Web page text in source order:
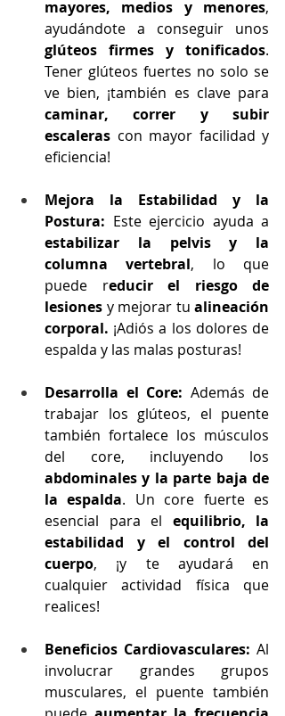
mayores, medios y menores,
glúteos firmes y tonificados.
Tener glúteos fuertes no solo se
caminar, correr y subir
escaleras con mayor facilidad y
eficiencia!
Mejora la Estabilidad y la
Postura:
estabilizar la pelvis y la
columna vertebral, lo que
puede reducir el riesgo de
lesiones y mejorar tu alineación
corporal. ¡Adiós a los dolores de
espalda y las malas posturas!
Desarrolla el Core: Además de
trabajar los glúteos, el puente
también fortalece los músculos
abdominales y la parte baja de
la espalda. Un core fuerte es
esencial para el equilibrio, la
estabilidad y el control del
cuerpo, ¡y te ayudará en
cualquier actividad física que
realices!
Beneficios Cardiovasculares: Al
involucrar grandes grupos
musculares, el puente también